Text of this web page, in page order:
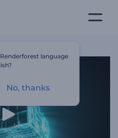
language
No, thanks